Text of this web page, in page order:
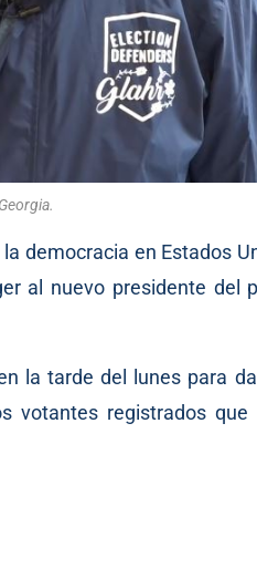
democracia en Estados
al nuevo presidente del
la tarde del lunes para
votantes registrados que